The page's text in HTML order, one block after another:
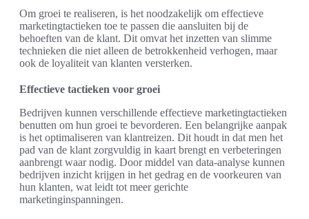
Om groei te realiseren, is het noodzakelijk om effectieve
marketingtactieken toe te passen die aansluiten bij de
behoeften van de klant. Dit omvat het inzetten van slimme
technieken die niet alleen de betrokkenheid verhogen, maar
ook de loyaliteit van klanten versterken.
Effectieve tactieken voor groei
Bedrijven kunnen verschillende effectieve marketingtactieken
benutten om hun groei te bevorderen. Een belangrijke aanpak
is het optimaliseren van klantreizen. Dit houdt in dat men het
pad van de klant zorgvuldig in kaart brengt en verbeteringen
aanbrengt waar nodig. Door middel van data-analyse kunnen
bedrijven inzicht krijgen in het gedrag en de voorkeuren van
hun klanten, wat leidt tot meer gerichte
marketinginspanningen.